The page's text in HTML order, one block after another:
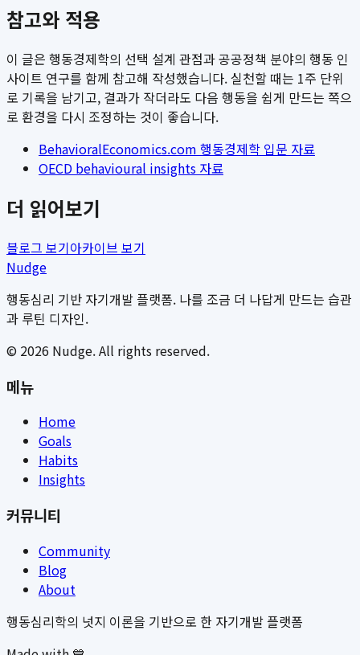
참고와 적용
이 글은 행동경제학의 선택 설계 관점과 공공정책 분야의 행동 인
사이트 연구를 함께 참고해 작성했습니다. 실천할 때는 1주 단위
로 기록을 남기고, 결과가 작더라도 다음 행동을 쉽게 만드는 쪽으
로 환경을 다시 조정하는 것이 좋습니다.
BehavioralEconomics.com 행동경제학 입문 자료
OECD behavioural insights 자료
더 읽어보기
블로그 보기아카이브 보기
Nudge
행동심리 기반 자기개발 플랫폼. 나를 조금 더 나답게 만드는 습관
과 루틴 디자인.
© 2026 Nudge. All rights reserved.
메뉴
Home
Goals
Habits
Insights
커뮤니티
Community
Blog
About
행동심리학의 넛지 이론을 기반으로 한 자기개발 플랫폼